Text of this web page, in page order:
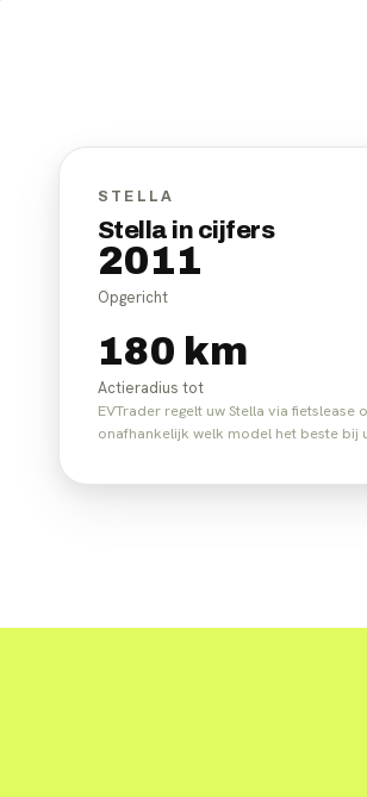
STELLA
Stella in cijfers
2011
Opgericht
180 km
Actieradius tot
EVTrader regelt uw Stella via
onafhankelijk welk model het beste bij